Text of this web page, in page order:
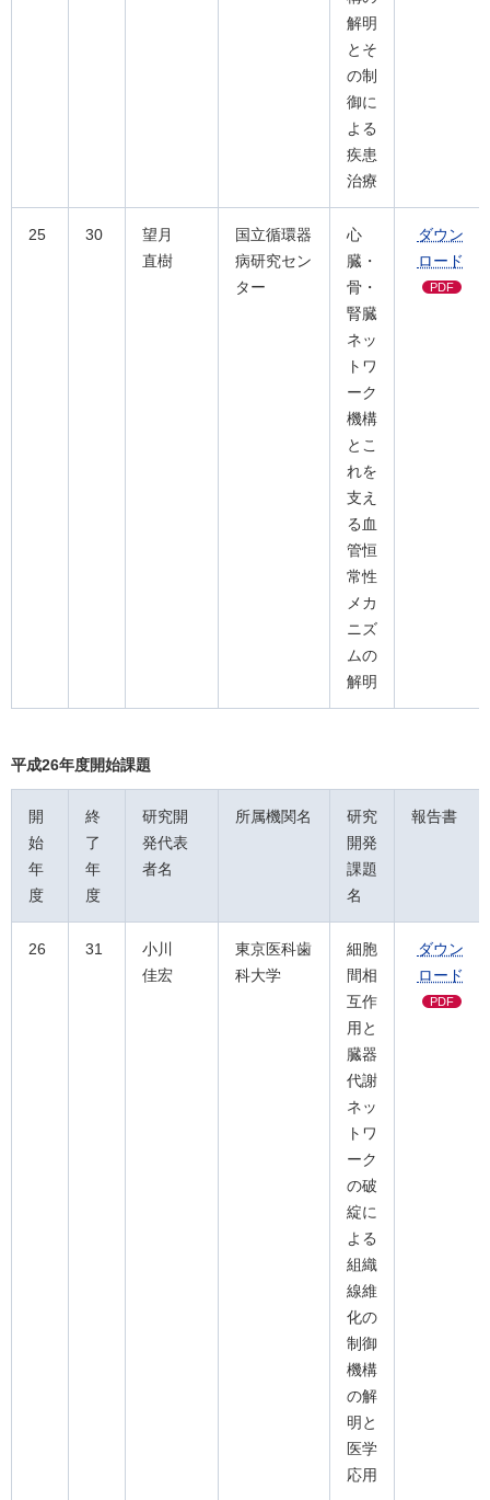
解明
とそ
の制
御に
よる
疾患
治療
25 30
望月
直樹
国立循環器
病研究セン
ター
心
臓・
骨・
腎臓
ネッ
トワ
ーク
機構
とこ
れを
支え
る血
管恒
常性
メカ
ニズ
ムの
解明
ダウン
ロード
PDF
平成26年度開始課題
開
始
年
度
終
了
年
度
研究開
発代表
者名
所属機関名
研究
開発
課題
名
報告書
26 31
小川
佳宏
東京医科歯
科大学
細胞
間相
互作
用と
臓器
代謝
ネッ
トワ
ーク
の破
綻に
よる
組織
線維
化の
制御
機構
の解
明と
医学
応用
ダウン
ロード
PDF